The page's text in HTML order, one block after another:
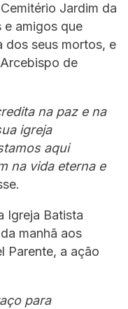
Jardim da
e amigos que
dos seus mortos, e
de
na paz e na
igreja
aqui
na vida eterna e
Igreja Batista
manhã aos
Parente, a ação
para